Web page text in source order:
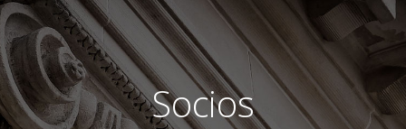
Socios